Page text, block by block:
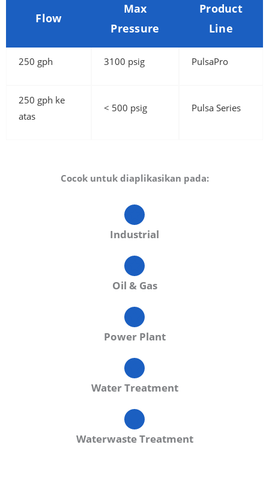
Flow
Max
Pressure
Product
Line
250 gph 3100 psig PulsaPro
250 gph ke
atas
< 500 psig Pulsa Series
Cocok untuk diaplikasikan pada:
Industrial
Oil & Gas
Power Plant
Water Treatment
Waterwaste Treatment